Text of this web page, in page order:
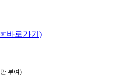
바로가기 )
부여)